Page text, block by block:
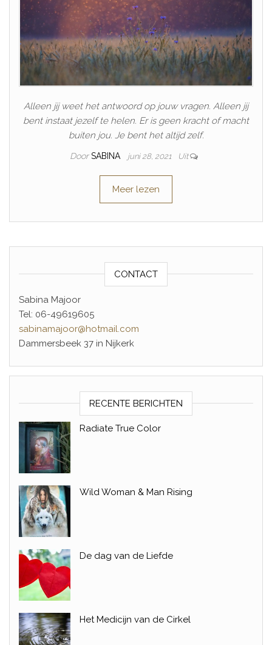
Alleen jij weet het antwoord op jouw vragen. Alleen jij
bent instaat jezelf te helen. Er is geen kracht of macht
buiten jou. Je bent het altijd zelf.
Door SABINA juni 28, 2021 Uit
Meer lezen
CONTACT
Sabina Majoor
Tel: 06-49619605
sabinamajoor@hotmail.com
Dammersbeek 37 in Nijkerk
RECENTE BERICHTEN
Radiate True Color
Wild Woman & Man Rising
De dag van de Liefde
Het Medicijn van de Cirkel